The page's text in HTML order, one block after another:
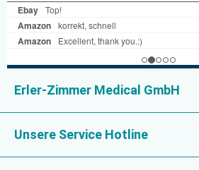
Erler-Zimmer Medical GmbH
Unsere Service Hotline